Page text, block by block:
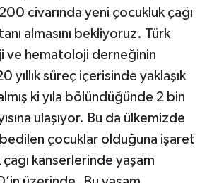
civarında yeni çocukluk çağı
almasını bekliyoruz. Türk
ve hematoloji derneğinin
yıllık süreç içerisinde yaklaşık
ki yıla bölündüğünde 2 bin
ulaşıyor. Bu da ülkemizde
çocuklar olduğuna işaret
kanserlerinde yaşam